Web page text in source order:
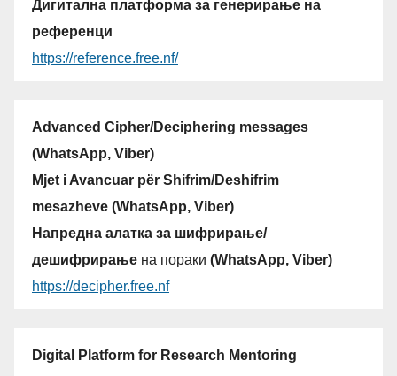
Дигитална платформа за генерирање на
референци
https://reference.free.nf/
Advanced Cipher/Deciphering messages
(WhatsApp, Viber)
Mjet i Avancuar për Shifrim/Deshifrim
mesazheve (WhatsApp, Viber)
Напредна алатка за шифрирање/
дешифрирање на пораки (WhatsApp, Viber)
https://decipher.free.nf
Digital Platform for Research Mentoring